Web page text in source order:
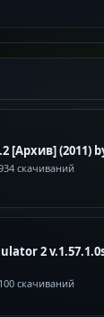
[Архив] (2011)
скачиваний
2
скачиваний